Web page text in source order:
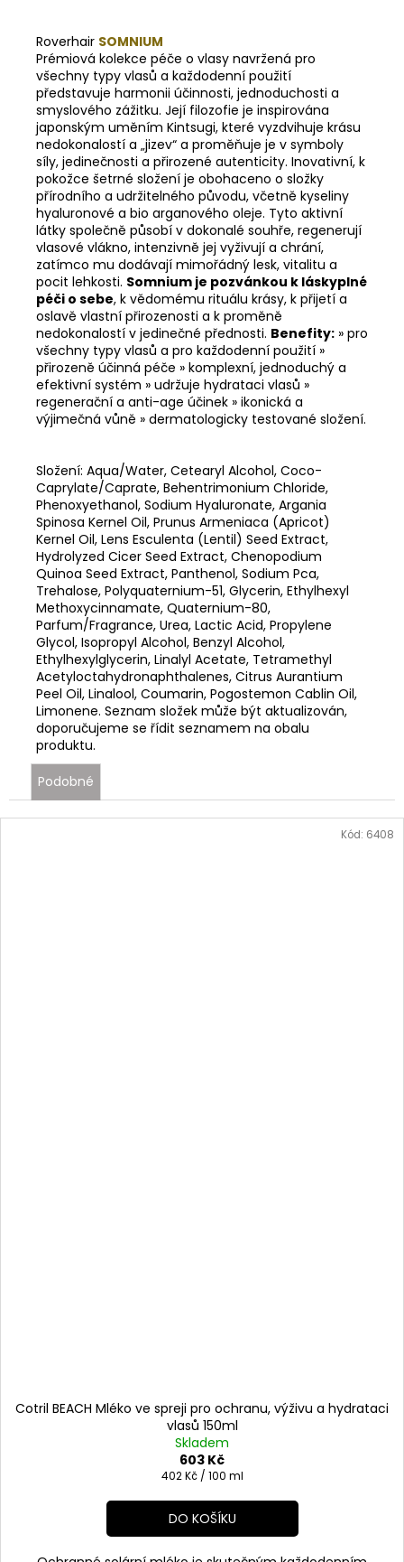
Roverhair SOMNIUM
Prémiová kolekce péče o vlasy navržená pro
všechny typy vlasů a každodenní použití
představuje harmonii účinnosti, jednoduchosti a
smyslového zážitku. Její filozofie je inspirována
japonským uměním Kintsugi, které vyzdvihuje krásu
nedokonalostí a „jizev“ a proměňuje je v symboly
síly, jedinečnosti a přirozené autenticity. Inovativní, k
pokožce šetrné složení je obohaceno o složky
přírodního a udržitelného původu, včetně kyseliny
hyaluronové a bio arganového oleje. Tyto aktivní
látky společně působí v dokonalé souhře, regenerují
vlasové vlákno, intenzivně jej vyživují a chrání,
zatímco mu dodávají mimořádný lesk, vitalitu a
pocit lehkosti. Somnium je pozvánkou k láskyplné
péči o sebe, k vědomému rituálu krásy, k přijetí a
oslavě vlastní přirozenosti a k proměně
nedokonalostí v jedinečné přednosti. Benefity: » pro
všechny typy vlasů a pro každodenní použití »
přirozeně účinná péče » komplexní, jednoduchý a
efektivní systém » udržuje hydrataci vlasů »
regenerační a anti-age účinek » ikonická a
výjimečná vůně » dermatologicky testované složení.
Složení: Aqua/Water, Cetearyl Alcohol, Coco-
Caprylate/Caprate, Behentrimonium Chloride,
Phenoxyethanol, Sodium Hyaluronate, Argania
Spinosa Kernel Oil, Prunus Armeniaca (Apricot)
Kernel Oil, Lens Esculenta (Lentil) Seed Extract,
Hydrolyzed Cicer Seed Extract, Chenopodium
Quinoa Seed Extract, Panthenol, Sodium Pca,
Trehalose, Polyquaternium-51, Glycerin, Ethylhexyl
Methoxycinnamate, Quaternium-80,
Parfum/Fragrance, Urea, Lactic Acid, Propylene
Glycol, Isopropyl Alcohol, Benzyl Alcohol,
Ethylhexylglycerin, Linalyl Acetate, Tetramethyl
Acetyloctahydronaphthalenes, Citrus Aurantium
Peel Oil, Linalool, Coumarin, Pogostemon Cablin Oil,
Limonene. Seznam složek může být aktualizován,
doporučujeme se řídit seznamem na obalu
produktu.
Podobné
Cotril BEACH Mléko ve spreji pro ochranu, výživu a hydrataci
vlasů 150ml
Skladem
603 Kč
Měrná
402 Kč / 100 ml
DO KOŠÍKU
Kód: 6408